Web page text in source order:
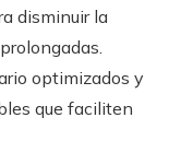
disminuir la
optimizados y
que faciliten